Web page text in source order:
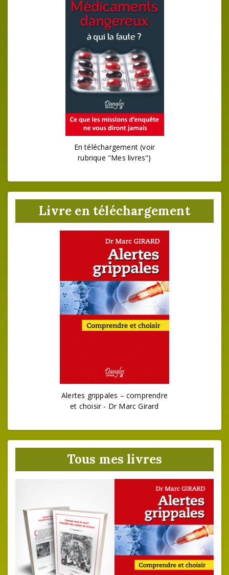
En téléchargement (voir
rubrique "Mes livres")
Livre en téléchargement
Alertes grippales – comprendre
et choisir - Dr Marc Girard
Tous mes livres